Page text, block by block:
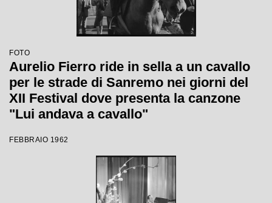
FOTO
Aurelio Fierro ride in sella a un cavallo
per le strade di Sanremo nei giorni del
XII Festival dove presenta la canzone
"Lui andava a cavallo"
FEBBRAIO 1962